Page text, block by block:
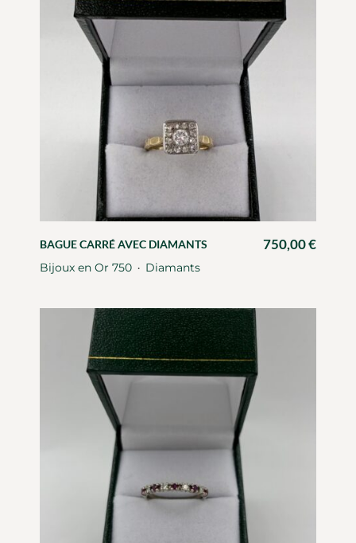
BAGUE CARRÉ AVEC DIAMANTS 750,00€
Bijoux en Or 750 ・ Diamants